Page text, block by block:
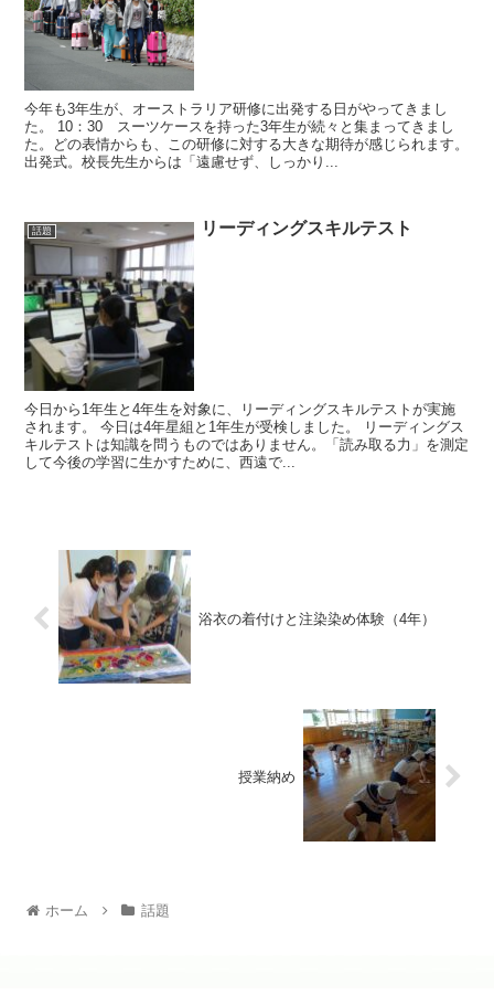
今年も3年生が、オーストラリア研修に出発する日がやってきまし
た。 10：30 スーツケースを持った3年生が続々と集まってきまし
た。どの表情からも、この研修に対する大きな期待が感じられます。
出発式。校長先生からは「遠慮せず、しっかり...
話題 リーディングスキルテスト
今日から1年生と4年生を対象に、リーディングスキルテストが実施
されます。 今日は4年星組と1年生が受検しました。 リーディングス
キルテストは知識を問うものではありません。「読み取る力」を測定
して今後の学習に生かすために、西遠で...
浴衣の着付けと注染染め体験（4年）
授業納め
ホーム 話題